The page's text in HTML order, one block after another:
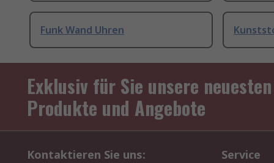
Funk Wand Uhren
Exklusiv für Sie unsere neuesten
Produkte und Angebote
Kontaktieren Sie uns: Service